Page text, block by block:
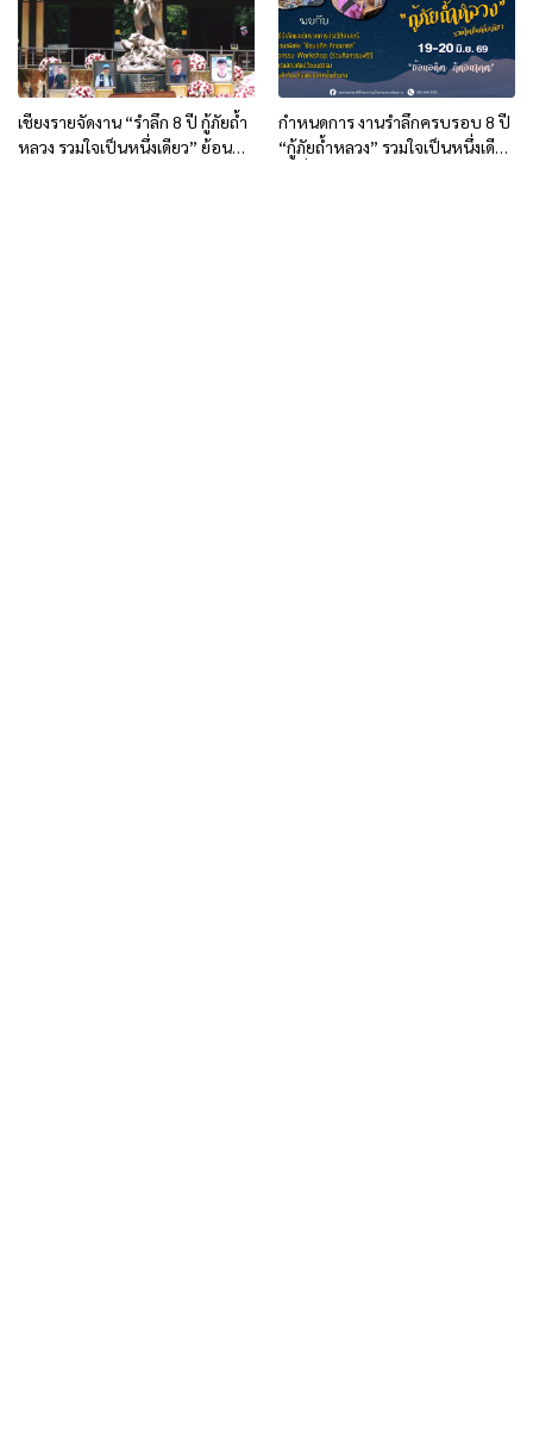
เชียงรายจัดงาน “รำลึก 8 ปี กู้ภัยถ้ำ
หลวง รวมใจเป็นหนึ่งเดียว” ย้อน
กำหนดการ งานรำลึกครบรอบ 8 ปี
“กู้ภัยถ้ำหลวง” รวมใจเป็นหนึ่งเดียว